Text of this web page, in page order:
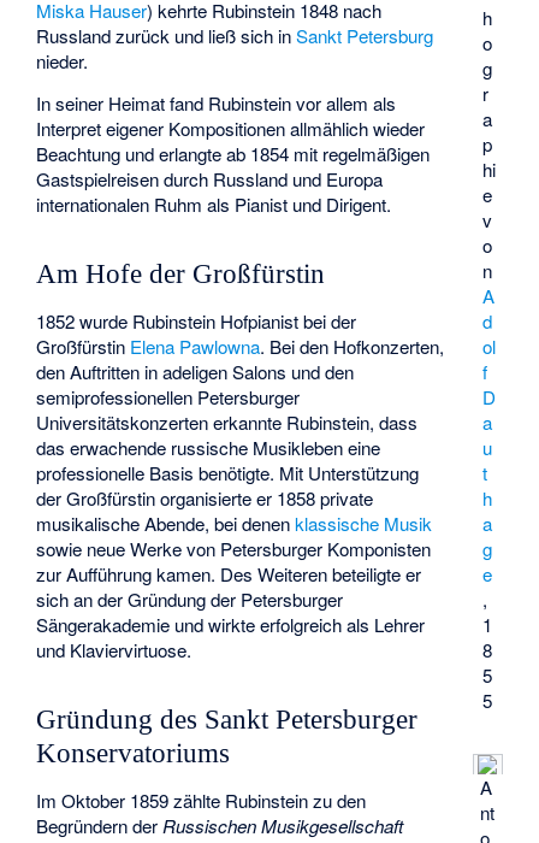
h
o
g
r
a
p
hi
e
v
o
n
A
d
ol
f
D
a
u
t
h
a
g
e
,
1
8
5
5
A
nt
o
Miska Hauser) kehrte Rubinstein 1848 nach
Russland zurück und ließ sich inSankt Petersburg
nieder.
In seiner Heimat fand Rubinstein vor allem als
Interpret eigener Kompositionen allmählich wieder
Beachtung und erlangte ab 1854 mit regelmäßigen
Gastspielreisen durch Russland und Europa
internationalen Ruhm als Pianist und Dirigent.
Am Hofe der Großfürstin
1852 wurde Rubinstein Hofpianist bei der
Großfürstin Elena Pawlowna. Bei den Hofkonzerten,
den Auftritten in adeligen Salons und den
semiprofessionellen Petersburger
Universitätskonzerten erkannte Rubinstein, dass
das erwachende russische Musikleben eine
professionelle Basis benötigte. Mit Unterstützung
der Großfürstin organisierte er 1858 private
musikalische Abende, bei denenklassische Musik
sowie neue Werke von Petersburger Komponisten
zur Aufführung kamen. Des Weiteren beteiligte er
sich an der Gründung der Petersburger
Sängerakademie und wirkte erfolgreich als Lehrer
und Klaviervirtuose.
Gründung des Sankt Petersburger
Konservatoriums
Im Oktober 1859 zählte Rubinstein zu den
Begründern der Russischen Musikgesellschaft